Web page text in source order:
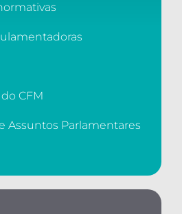
CFM
Assuntos Parlamentares